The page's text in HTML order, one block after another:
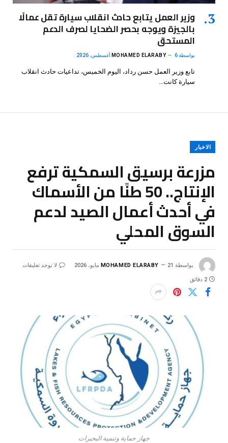
وزير العمل يتابع حادث انقلاب سيارة تقل عمالًا
بالجيزة ويوجه بحصر الضحايا لصرف الدعم
المستحق
بواسطة MOHAMED ELARABY 6 أغسطس، 2026
تابع وزير العمل حسن رداد، اليوم الخميس، تداعيات حادث انقلاب
سيارة كانت…
الاخبار
مزرعة برسيق السمكية ترفع
الإنتاج.. 50 طنًا من الأسماك
في أحدث أعمال الصيد لدعم
السوق المحلي
بواسطة MOHAMED ELARABY 21 مايو، 2026 لا توجد تعليقات
2 دقائق
جهاز حماية وتنمية البحيرات